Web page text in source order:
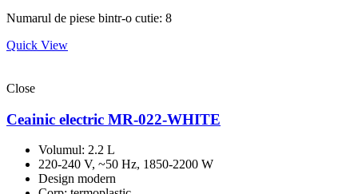
Numarul de piese bintr-o cutie: 8
Quick View
Close
Ceainic electric MR-022-WHITE
Volumul: 2.2 L
220-240 V, ~50 Hz, 1850-2200 W
Design modern